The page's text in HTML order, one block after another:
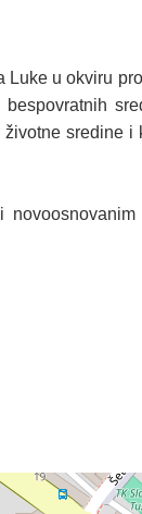
u okviru
sredine i